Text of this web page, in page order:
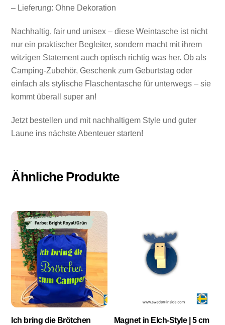
– Lieferung: Ohne Dekoration
Nachhaltig, fair und unisex – diese Weintasche ist nicht
nur ein praktischer Begleiter, sondern macht mit ihrem
witzigen Statement auch optisch richtig was her. Ob als
Camping-Zubehör, Geschenk zum Geburtstag oder
einfach als stylische Flaschentasche für unterwegs – sie
kommt überall super an!
Jetzt bestellen und mit nachhaltigem Style und guter
Laune ins nächste Abenteuer starten!
Ähnliche Produkte
Ich bring die Brötchen
Magnet in Elch-Style | 5 cm